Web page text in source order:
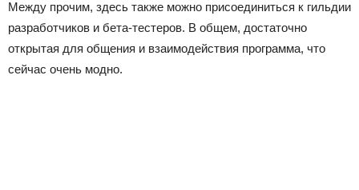
Между прочим, здесь также можно присоединиться к гильдии
разработчиков и бета-тестеров. В общем, достаточно
открытая для общения и взаимодействия программа, что
сейчас очень модно.